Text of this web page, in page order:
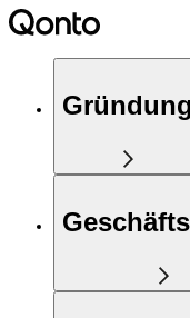
Gründung